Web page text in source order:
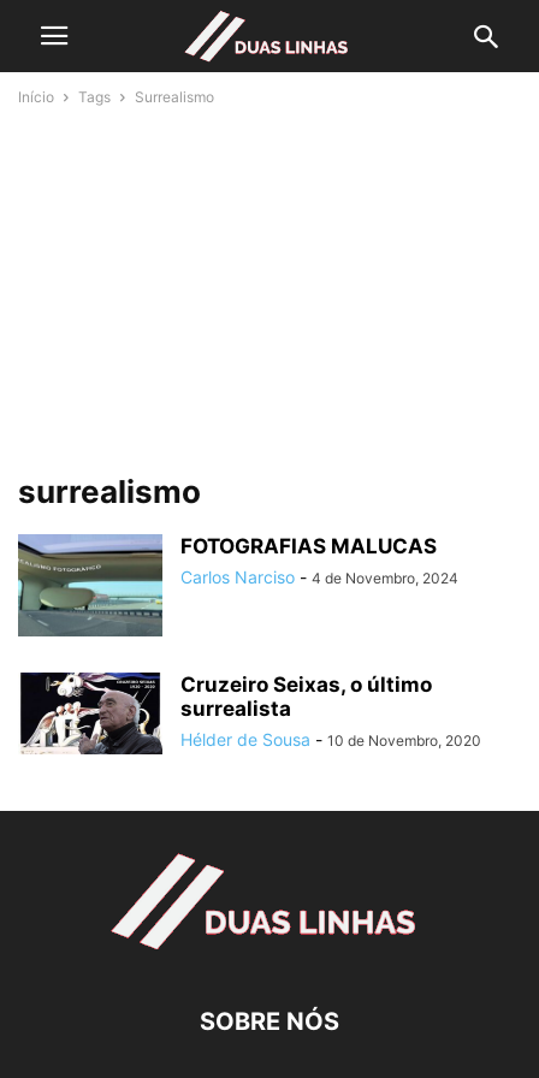
Início Tags Surrealismo
surrealismo
FOTOGRAFIAS MALUCAS
Carlos Narciso - 4 de Novembro, 2024
Cruzeiro Seixas, o último
surrealista
Hélder de Sousa - 10 de Novembro, 2020
SOBRE NÓS